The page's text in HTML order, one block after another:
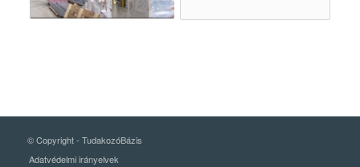
© Copyright - TudakozóBázis
Adatvédelmi irányelvek